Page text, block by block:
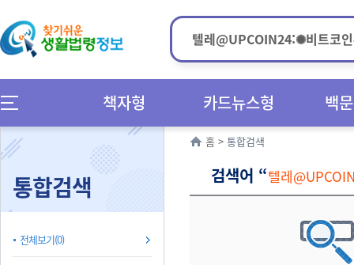
책자형 카드뉴스형 백
통합검색
전체보기(0)
홈 > 통합검색
검색어 “텔레